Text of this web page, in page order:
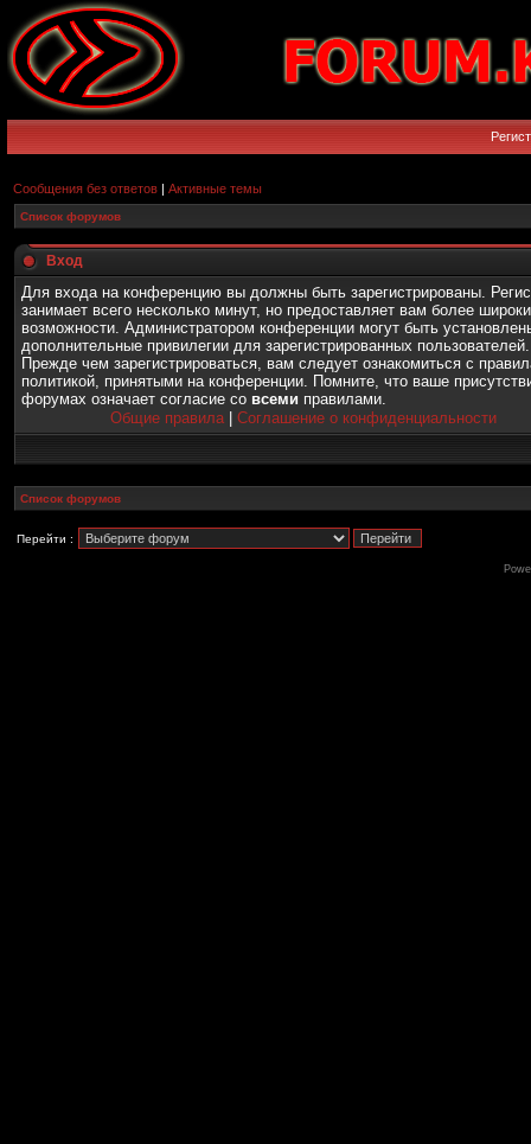
Сообщения без ответов | Активные темы
Список форумов
Вход
Для входа на конференцию вы должны быть зарегистрированы.
занимает всего несколько минут, но предоставляет вам более
возможности. Администратором конференции могут быть
дополнительные привилегии для зарегистрированных пользователей.
Прежде чем зарегистрироваться, вам следует ознакомиться с
политикой, принятыми на конференции. Помните, что ваше
форумах означает согласие со всеми правилами.
Общие правила
Соглашение о конфиденциальности
Список форумов
Перейти :